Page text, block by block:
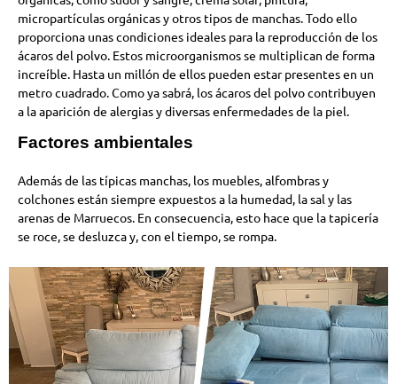
micropartículas orgánicas y otros tipos de manchas. Todo ello
proporciona unas condiciones ideales para la reproducción de los
ácaros del polvo. Estos microorganismos se multiplican de forma
increíble. Hasta un millón de ellos pueden estar presentes en un
metro cuadrado. Como ya sabrá, los ácaros del polvo contribuyen
a la aparición de alergias y diversas enfermedades de la piel.
Factores ambientales
Además de las típicas manchas, los muebles, alfombras y
colchones están siempre expuestos a la humedad, la sal y las
arenas de Marruecos. En consecuencia, esto hace que la tapicería
se roce, se desluzca y, con el tiempo, se rompa.